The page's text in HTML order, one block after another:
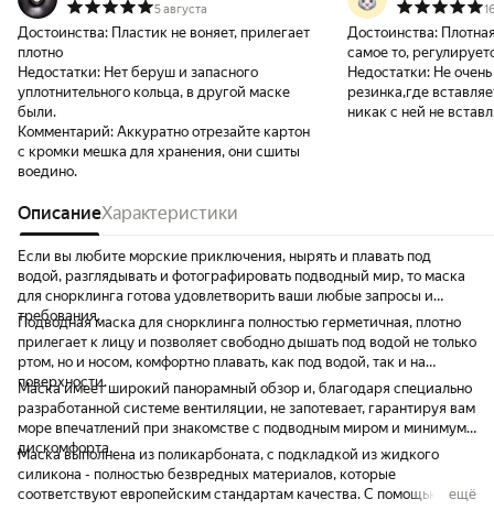
5 августа
Достоинства: Пластик не воняет, прилегает
плотно
Недостатки: Нет беруш и запасного
уплотнительного кольца, в другой маске
были.
Комментарий: Аккуратно отрезайте картон
с кромки мешка для хранения, они сшиты
воедино.
Достоинства:
самое то,
Недостатки: Не
резинка,где
никак с ней не
ОписаниеХарактеристики
Если вы любите морские приключения, нырять и плавать под
водой, разглядывать и фотографировать подводный мир, то маска
для снорклинга готова удовлетворить ваши любые запросы и
требования.
Подводная маска для снорклинга полностью герметичная, плотно
прилегает к лицу и позволяет свободно дышать под водой не только
ртом, но и носом, комфортно плавать, как под водой, так и на
поверхности.
Маска имеет широкий панорамный обзор и, благодаря специально
разработанной системе вентиляции, не запотевает, гарантируя вам
море впечатлений при знакомстве с подводным миром и минимум
дискомфорта.
Маска выполнена из поликарбоната, с подкладкой из жидкого
силикона - полностью безвредных материалов, которые
соответствуют европейским стандартам качества. С помощью
ещё